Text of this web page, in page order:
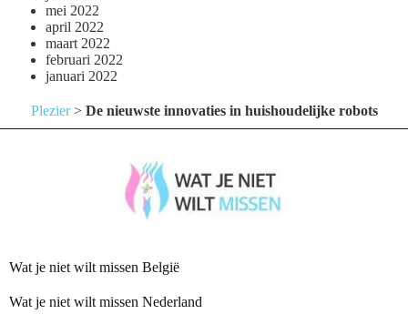
mei 2022
april 2022
maart 2022
februari 2022
januari 2022
Plezier> De nieuwste innovaties in huishoudelijke robots
Wat je niet wilt missen België
Wat je niet wilt missen Nederland